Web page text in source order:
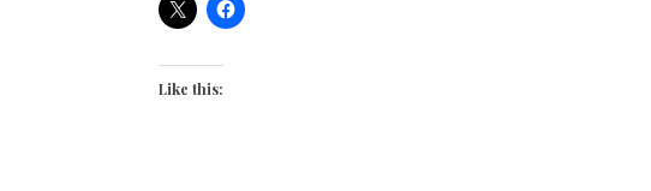
Like this: